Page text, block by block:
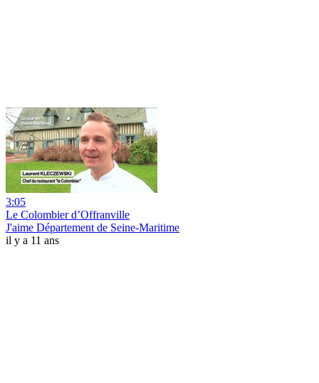
3:05
Le Colombier d’Offranville
J'aime Département de Seine-Maritime
il y a 11 ans